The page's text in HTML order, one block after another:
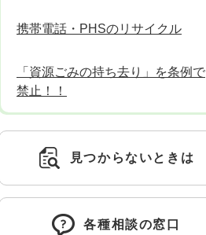
携帯電話・PHSのリサイクル
「資源ごみの持ち去り」を条例で
禁止！！
見つからないときは
各種相談の窓口